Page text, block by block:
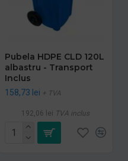
Pubela HDPE CLD 120L
albastru - Transport
Inclus
158,73 lei + TVA
192,06 lei TVA inclus